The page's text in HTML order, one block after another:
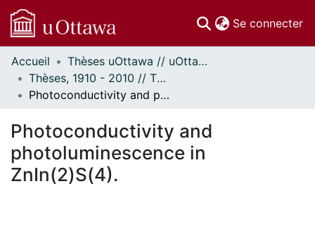
Se connecter
Communautés
et collections
Parcourir
À propos
Accueil
Thèses uOttawa // uOttawa Theses
Thèses, 1910 - 2010 // Theses, 1910 - 2010
Photoconductivity and photoluminescence in ZnIn(2)S(4).
Photoconductivity and
photoluminescence in
ZnIn(2)S(4).